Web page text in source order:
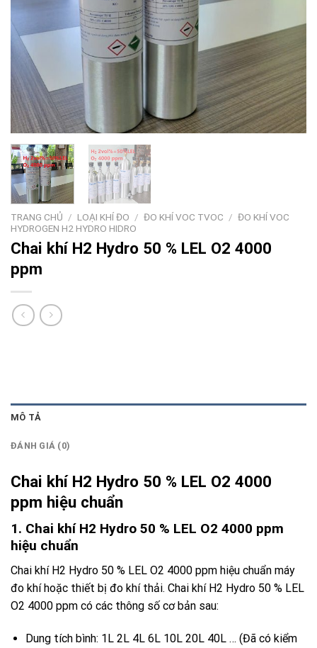
TRANG CHỦ / LOẠI KHÍ ĐO / ĐO KHÍ VOC TVOC / ĐO KHÍ VOC
HYDROGEN H2 HYDRO HIDRO
Chai khí H2 Hydro 50 % LEL O2 4000
ppm
MÔ TẢ
ĐÁNH GIÁ (0)
Chai khí H2 Hydro 50 % LEL O2 4000
ppm hiệu chuẩn
1. Chai khí H2 Hydro 50 % LEL O2 4000 ppm
hiệu chuẩn
Chai khí H2 Hydro 50 % LEL O2 4000 ppm hiệu chuẩn máy
đo khí hoặc thiết bị đo khí thải. Chai khí H2 Hydro 50 % LEL
O2 4000 ppm có các thông số cơ bản sau:
Dung tích bình: 1L 2L 4L 6L 10L 20L 40L … (Đã có kiểm